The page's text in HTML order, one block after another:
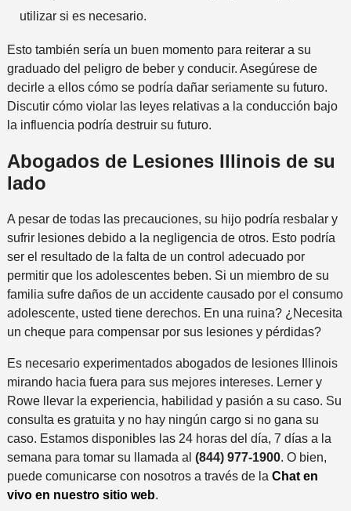
utilizar si es necesario.
Esto también sería un buen momento para reiterar a su
graduado del peligro de beber y conducir. Asegúrese de
decirle a ellos cómo se podría dañar seriamente su futuro.
Discutir cómo violar las leyes relativas a la conducción bajo
la influencia podría destruir su futuro.
Abogados de Lesiones Illinois de su
lado
A pesar de todas las precauciones, su hijo podría resbalar y
sufrir lesiones debido a la negligencia de otros. Esto podría
ser el resultado de la falta de un control adecuado por
permitir que los adolescentes beben. Si un miembro de su
familia sufre daños de un accidente causado por el consumo
adolescente, usted tiene derechos. En una ruina? ¿Necesita
un cheque para compensar por sus lesiones y pérdidas?
Es necesario experimentados abogados de lesiones Illinois
mirando hacia fuera para sus mejores intereses. Lerner y
Rowe
llevar la experiencia, habilidad y pasión a su caso. Su
consulta es gratuita y no hay ningún cargo si no gana su
caso. Estamos disponibles las 24 horas del día, 7 días a la
semana para tomar su llamada al (844) 977-1900. O bien,
puede comunicarse con nosotros a través de la Chat en
vivo en nuestro sitio web.